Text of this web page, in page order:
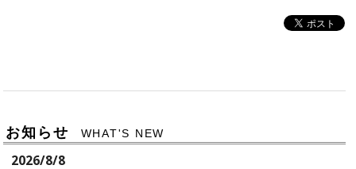
お知らせ WHAT'S NEW
2026/8/8